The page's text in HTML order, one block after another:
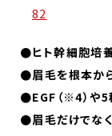
82
●ヒト幹細胞培
●眉毛を根本か
●EGF（※4）や5
●眉毛だけでなく